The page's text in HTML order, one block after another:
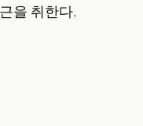
을 취한다.